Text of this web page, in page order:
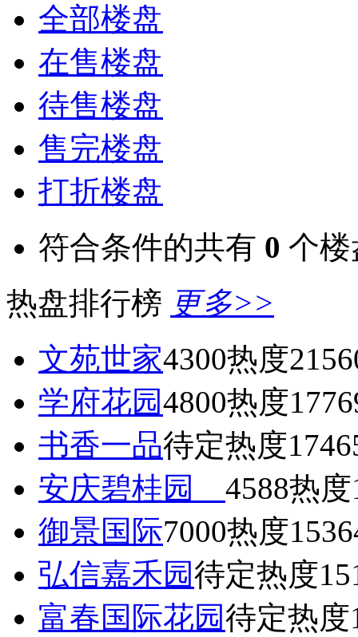
全部楼盘
在售楼盘
待售楼盘
售完楼盘
打折楼盘
符合条件的共有 0 个楼
热盘排行榜 更多>>
文苑世家4300热度
学府花园4800热度
书香一品待定热度
安庆碧桂园 4588热度
御景国际7000热度
弘信嘉禾园待定热度
富春国际花园待定热度